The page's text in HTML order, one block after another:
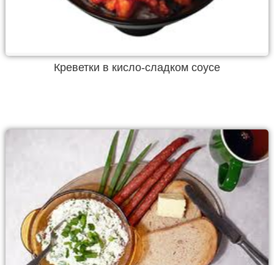
Креветки в кисло-сладком соусе